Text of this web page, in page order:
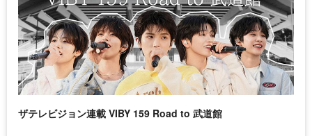
ザテレビジョン連載 VIBY 159 Road to 武道館